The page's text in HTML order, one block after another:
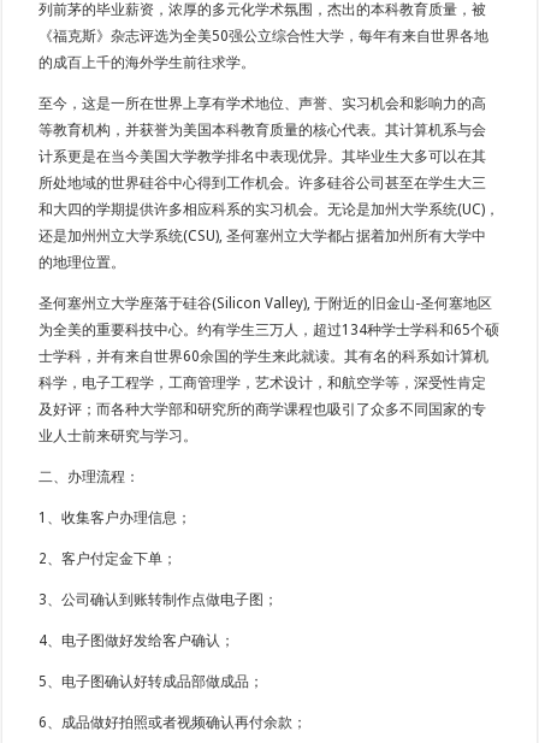
列前茅的毕业薪资，浓厚的多元化学术氛围，杰出的本科教育质量，被
《福克斯》杂志评选为全美50强公立综合性大学，每年有来自世界各地
的成百上千的海外学生前往求学。
至今，这是一所在世界上享有学术地位、声誉、实习机会和影响力的高
等教育机构，并获誉为美国本科教育质量的核心代表。其计算机系与会
计系更是在当今美国大学教学排名中表现优异。其毕业生大多可以在其
所处地域的世界硅谷中心得到工作机会。许多硅谷公司甚至在学生大三
和大四的学期提供许多相应科系的实习机会。无论是加州大学系统(UC)，
还是加州州立大学系统(CSU), 圣何塞州立大学都占据着加州所有大学中
的地理位置。
圣何塞州立大学座落于硅谷(Silicon Valley), 于附近的旧金山-圣何塞地区
为全美的重要科技中心。约有学生三万人，超过134种学士学科和65个硕
士学科，并有来自世界60余国的学生来此就读。其有名的科系如计算机
科学，电子工程学，工商管理学，艺术设计，和航空学等，深受性肯定
及好评；而各种大学部和研究所的商学课程也吸引了众多不同国家的专
业人士前来研究与学习。
二、办理流程：
1、收集客户办理信息；
2、客户付定金下单；
3、公司确认到账转制作点做电子图；
4、电子图做好发给客户确认；
5、电子图确认好转成品部做成品；
6、成品做好拍照或者视频确认再付余款；